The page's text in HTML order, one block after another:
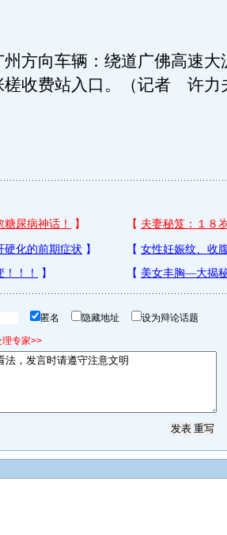
向车辆：绕道广佛高速大
槎收费站入口。（记者 许力
匿名 隐藏地址 设为辩论话题
专家>>